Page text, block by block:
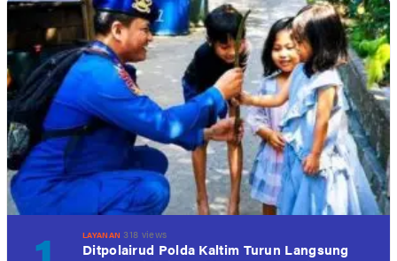
LAYANAN 318 views
Ditpolairud Polda Kaltim Turun Langsung